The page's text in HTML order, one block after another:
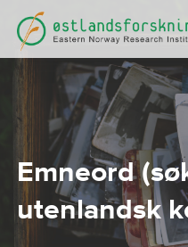
Emneord
utenlandsk